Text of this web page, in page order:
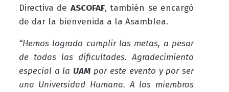
Directiva de ASCOFAF, también se encargó
de dar la bienvenida a la Asamblea.
“Hemos logrado cumplir las metas, a pesar
de todas las dificultades. Agradecimiento
especial a la UAM por este evento y por ser
una Universidad Humana. A los miembros